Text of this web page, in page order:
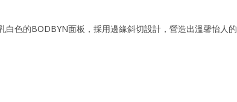
色的BODBYN面板，採用邊緣斜切設計，營造出溫馨怡人的